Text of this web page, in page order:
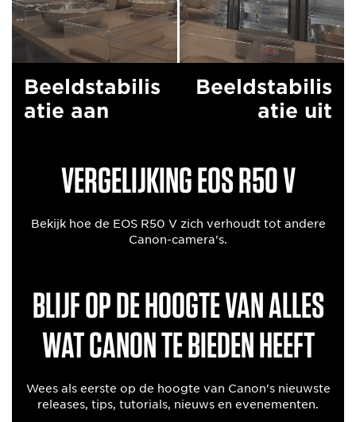
Beeldstabilis
atie aan
Beeldstabilis
atie uit
VERGELIJKING EOS R50 V
Bekijk hoe de EOS R50 V zich verhoudt tot andere
Canon-camera's.
Blijf op de hoogte van alles
wat Canon te bieden heeft
Wees als eerste op de hoogte van Canon's nieuwste
releases, tips, tutorials, nieuws en evenementen.